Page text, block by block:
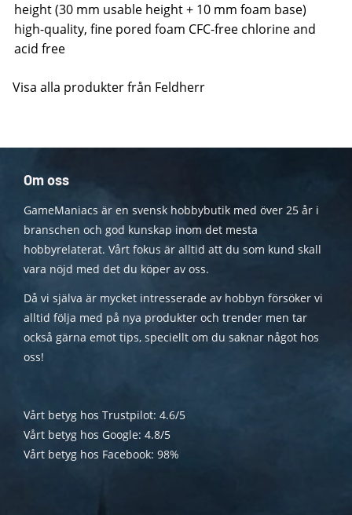
height (30 mm usable height + 10 mm foam base)
high-quality, fine pored foam CFC-free chlorine and
acid free
Visa alla produkter från Feldherr
Om oss
GameManiacs är en svensk hobbybutik med över 25 år i
branschen och god kunskap inom det mesta
hobbyrelaterat. Vårt fokus är alltid att du som kund skall
vara nöjd med det du köper av oss.
Då vi själva är mycket intresserade av hobbyn försöker vi
alltid följa med på nya produkter och trender men tar
också gärna emot tips, speciellt om du saknar något hos
oss!
Vårt betyg hos Trustpilot: 4.6/5
Vårt betyg hos Google: 4.8/5
Vårt betyg hos Facebook: 98%